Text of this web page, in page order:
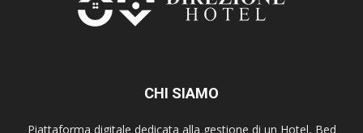
CHI SIAMO
Piattaforma digitale dedicata alla gestione di un Hotel, Bed